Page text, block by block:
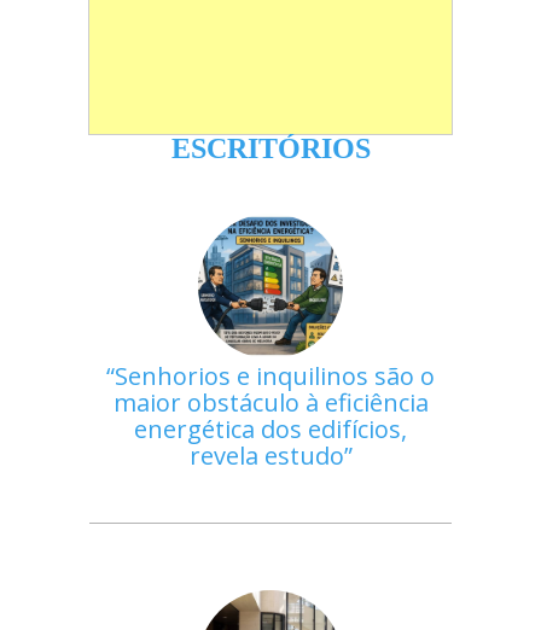
ESCRITÓRIOS
Senhorios e inquilinos são o
maior obstáculo à eficiência
energética dos edifícios,
revela estudo